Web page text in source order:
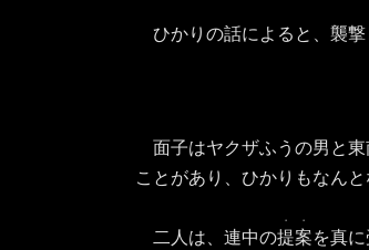
ひかりの話によると、襲撃
面子はヤクザふうの男と東
ことがあり、ひかりもなん
二人は、連中の提案
・・
を真